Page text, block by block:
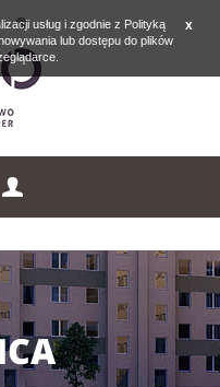
x
usług i zgodnie z Polityką
lub dostępu do plików